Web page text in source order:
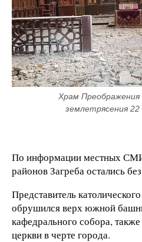
Храм Преображения
землетрясения
По информации местных
районов Загреба остались
Представитель
обрушился верх южной
кафедрального собора,
церкви в черте города.